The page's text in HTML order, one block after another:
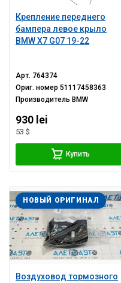
Крепление переднего
бампера левое крыло
BMW X7 G07 19-22
Арт. 764374
Ориг. номер51117458363
Производитель BMW
930 lei
53 $
Купить
Воздуховод тормозного
НОВЫЙ ОРИГИНАЛ